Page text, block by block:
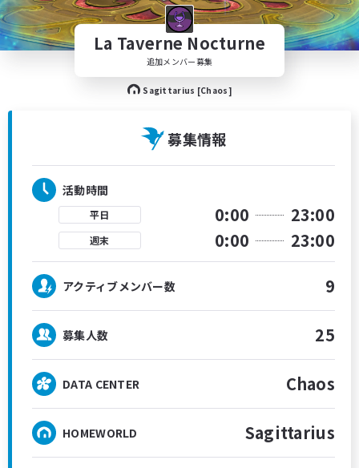
La Taverne Nocturne
追加メンバー募集
Sagittarius [Chaos]
募集情報
活動時間
平日 0:00 23:00
週末 0:00 23:00
アクティブメンバー数 9
募集人数 25
DATA CENTER Chaos
HOMEWORLD Sagittarius